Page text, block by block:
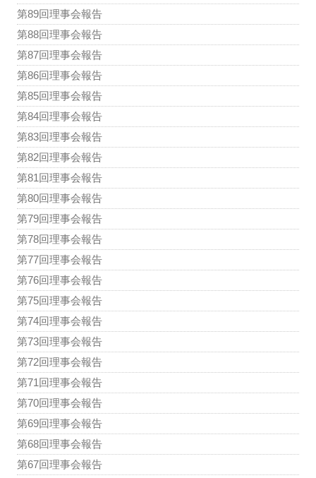
第89回理事会報告
第88回理事会報告
第87回理事会報告
第86回理事会報告
第85回理事会報告
第84回理事会報告
第83回理事会報告
第82回理事会報告
第81回理事会報告
第80回理事会報告
第79回理事会報告
第78回理事会報告
第77回理事会報告
第76回理事会報告
第75回理事会報告
第74回理事会報告
第73回理事会報告
第72回理事会報告
第71回理事会報告
第70回理事会報告
第69回理事会報告
第68回理事会報告
第67回理事会報告